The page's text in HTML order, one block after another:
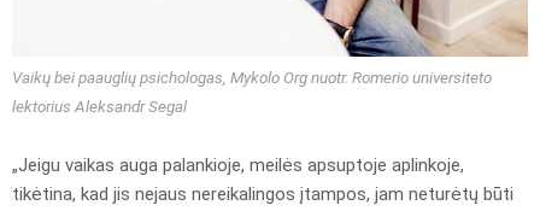
Vaikų bei paauglių psichologas, Mykolo Org nuotr. Romerio universiteto
lektorius Aleksandr Segal
„Jeigu vaikas auga palankioje, meilės apsuptoje aplinkoje,
tikėtina, kad jis nejaus nereikalingos įtampos, jam neturėtų būti